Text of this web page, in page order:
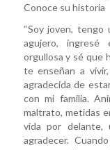
Conoce su historia
“Soy joven, tengo
agujero, ingresé
orgullosa y sé que
te enseñan a
agradecida de
con mi familia.
maltrato, metidas
vida por delante,
agradecer.